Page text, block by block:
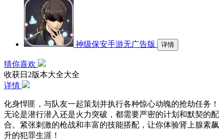
神级保安手游无广告版 详情
猜你喜欢
收获日2版本大全大全
详情
化身悍匪，与队友一起策划并执行各种惊心动魄的抢劫任务！
无论是潜行潜入还是火力突破，都需要严密的计划和默契的配
合。紧张刺激的枪战和丰富的技能搭配，让你体验肾上腺素飙
升的犯罪生涯！